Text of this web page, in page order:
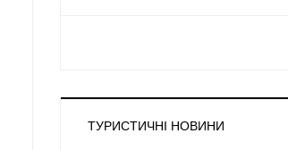
ТУРИСТИЧНІ НОВИНИ